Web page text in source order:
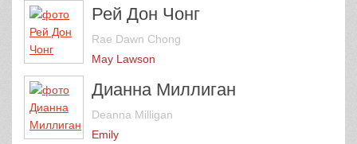
Рей Дон Чонг
Rae Dawn Chong
May Lawson
Дианна Миллиган
Deanna Milligan
Emily